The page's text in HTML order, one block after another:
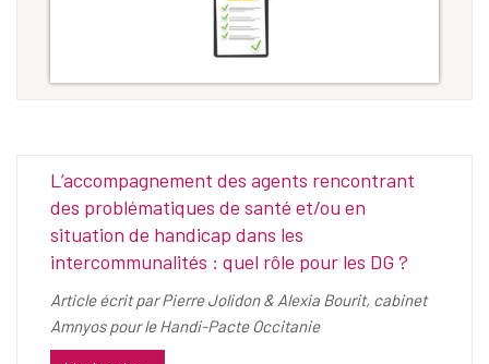
L’accompagnement des agents rencontrant
des problématiques de santé et/ou en
situation de handicap dans les
intercommunalités : quel rôle pour les DG ?
Article écrit par Pierre Jolidon & Alexia Bourit, cabinet
Amnyos pour le Handi-Pacte Occitanie